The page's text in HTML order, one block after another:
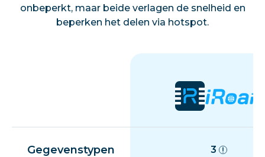
onbeperkt, maar beide verlagen de snelheid en
beperken het delen via hotspot.
Gegevenstypen 3